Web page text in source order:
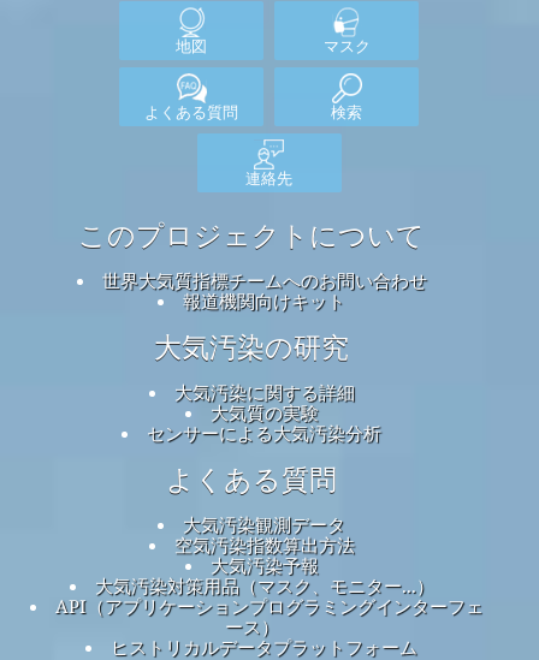
地図 マスク
よくある質問 検索
連絡先
このプロジェクトについて
世界大気質指標チームへのお問い合わせ
報道機関向けキット
大気汚染の研究
大気汚染に関する詳細
大気質の実験
センサーによる大気汚染分析
よくある質問
大気汚染観測データ
空気汚染指数算出方法
大気汚染予報
大気汚染対策用品（マスク、モニター...）
API（アプリケーションプログラミングインターフェ
ース）
ヒストリカルデータプラットフォーム